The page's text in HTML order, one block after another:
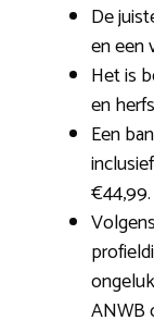
De
en een
Het is
en
Een
€44,99.
ANWB